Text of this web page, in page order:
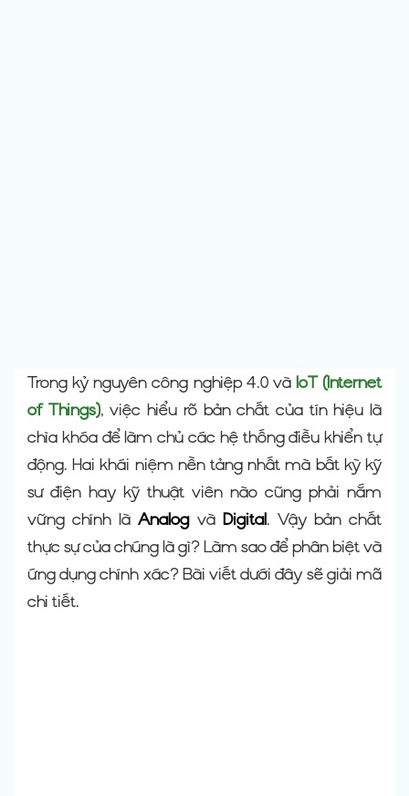
Trong kỷ nguyên công nghiệp 4.0 và IoT (Internet
of Things), việc hiểu rõ bản chất của tín hiệu là
chìa khóa để làm chủ các hệ thống điều khiển tự
động. Hai khái niệm nền tảng nhất mà bất kỳ kỹ
sư điện hay kỹ thuật viên nào cũng phải nắm
vững chính làAnalogvà Digital. Vậy bản chất
thực sự của chúng là gì? Làm sao để phân biệt và
ứng dụng chính xác? Bài viết dưới đây sẽ giải mã
chi tiết.